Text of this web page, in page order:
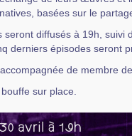
basées sur le
seront diffusés à 19h, suivi
derniers épisodes seront
de membre de
sur place.